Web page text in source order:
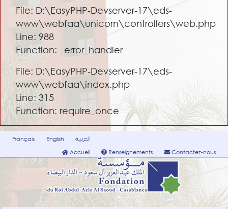
File: D:\EasyPHP-Devserver-17\eds-
www\webfaa\unicorn\controllers\web.php
Line: 988
Function: _error_handler
File: D:\EasyPHP-Devserver-17\eds-
www\webfaa\index.php
Line: 315
Function: require_once
Français English
العربية
Accueil
Renseignements Contactez-nous